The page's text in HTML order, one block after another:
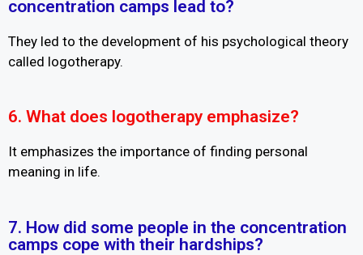
concentration camps lead to?
They led to the development of his psychological theory
called logotherapy.
6. What does logotherapy emphasize?
It emphasizes the importance of finding personal
meaning in life.
7. How did some people in the concentration
camps cope with their hardships?